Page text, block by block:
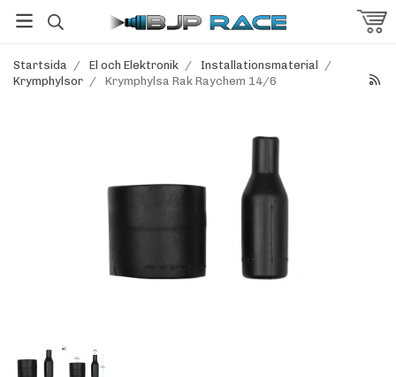
Startsida / El och Elektronik / Installationsmaterial
/
Krymphylsor / Krymphylsa Rak Raychem 14/6